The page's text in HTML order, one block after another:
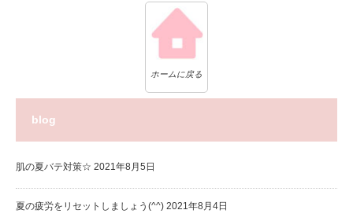
ホームに戻る
blog
肌の夏バテ対策☆ 2021年8月5日
夏の疲労をリセットしましょう(^^) 2021年8月4日